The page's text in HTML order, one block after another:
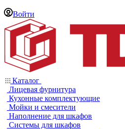
Войти
Каталог
Лицевая фурнитура
Кухонные комплектующие
Мойки и смесители
Наполнение для шкафов
Системы для шкафов